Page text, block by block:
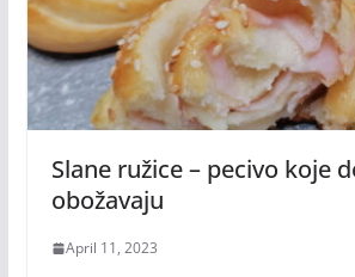
Slane ružice – pecivo koje
obožavaju
April 11, 2023